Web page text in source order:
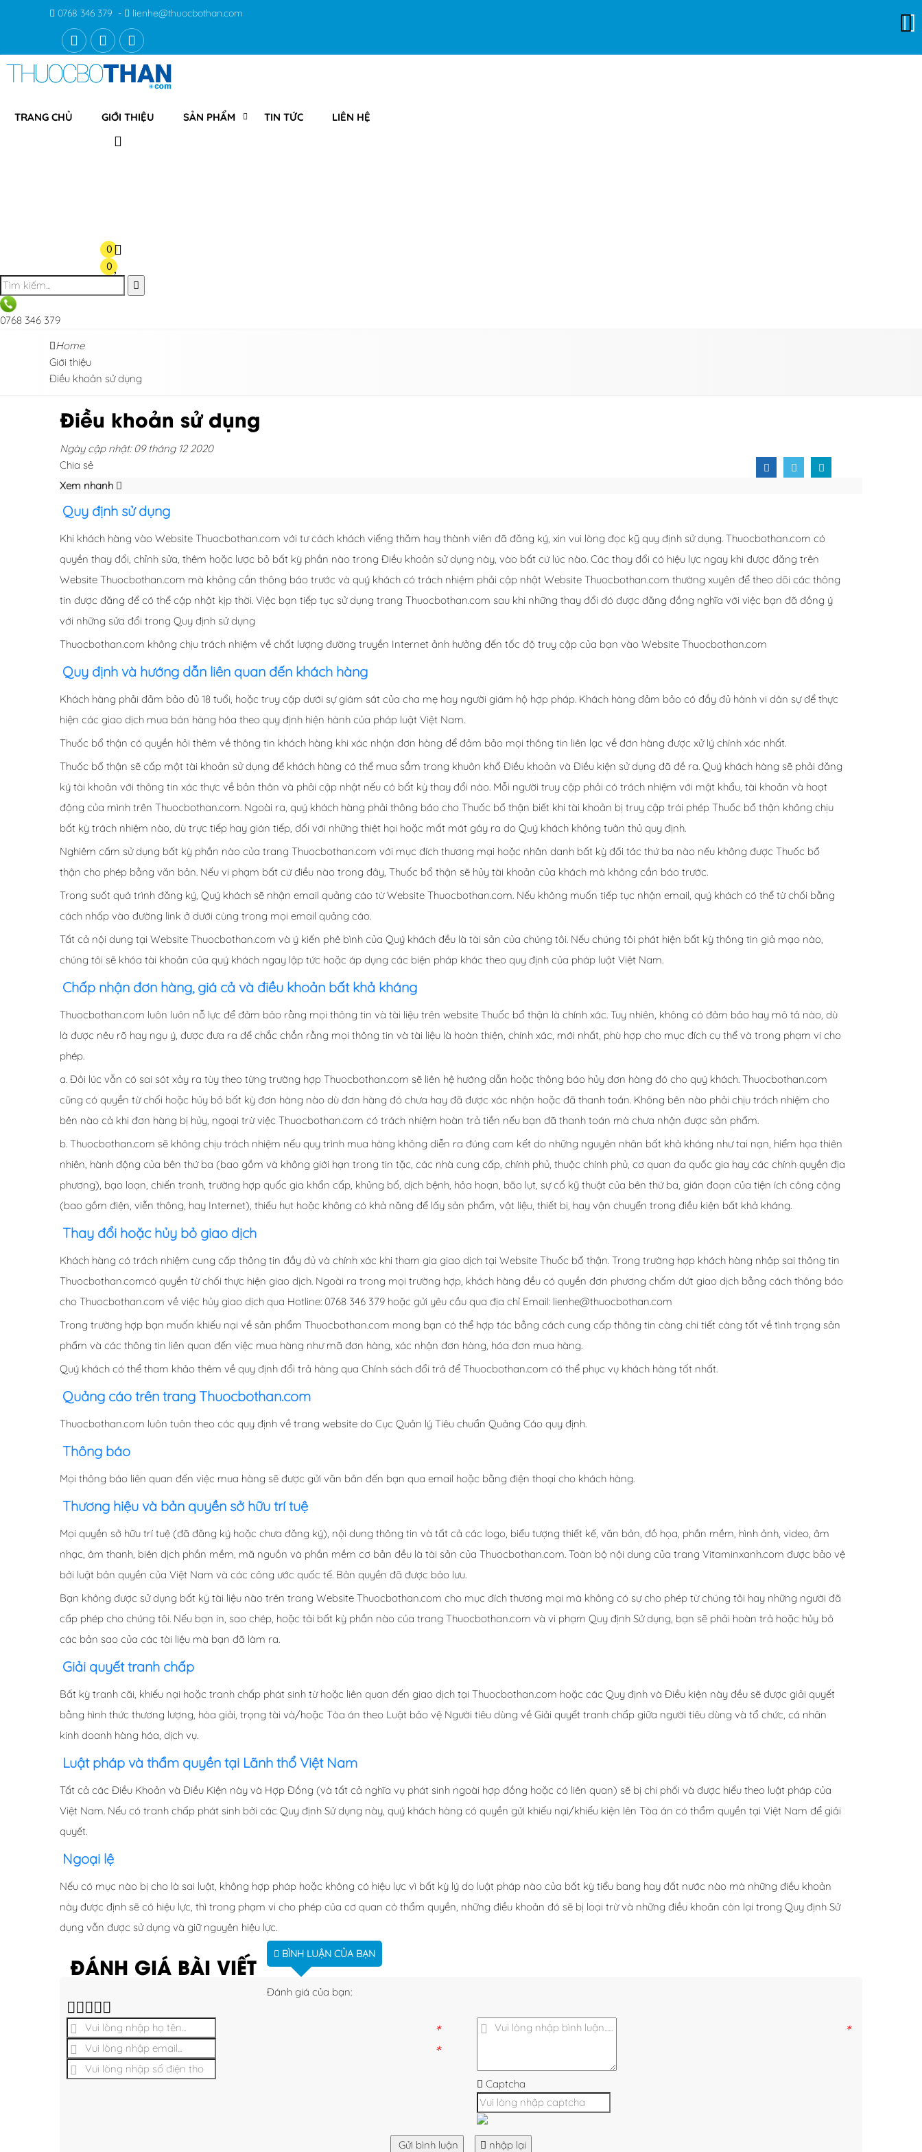
0768 346 379 - lienhe@thuocbothan.com
TRANG CHỦ GIỚI THIỆU SẢN PHẨM TIN TỨC LIÊN HỆ
0
0
0768 346 379
Home
Giới thiệu
Điều khoản sử dụng
Điều khoản sử dụng
Ngày cập nhật: 09 tháng 12 2020
Chia sẻ
Xem nhanh
Quy định sử dụng
Khi khách hàng vào Website Thuocbothan.com với tư cách khách viếng thăm hay thành viên đã đăng ký, xin vui lòng đọc kỹ quy định sử dụng. Thuocbothan.com có
quyền thay đổi, chỉnh sửa, thêm hoặc lược bỏ bất kỳ phần nào trong Điều khoản sử dụng này, vào bất cứ lúc nào. Các thay đổi có hiệu lực ngay khi được đăng trên
Website Thuocbothan.com mà không cần thông báo trước và quý khách có trách nhiệm phải cập nhật Website Thuocbothan.com thường xuyên để theo dõi các thông
tin được đăng để có thể cập nhật kịp thời. Việc bạn tiếp tục sử dụng trang Thuocbothan.com sau khi những thay đổi đó được đăng đồng nghĩa với việc bạn đã đồng ý
với những sửa đổi trong Quy định sử dụng
Thuocbothan.com không chịu trách nhiệm về chất lượng đường truyền Internet ảnh hưởng đến tốc độ truy cập của bạn vào Website Thuocbothan.com
Quy định và hướng dẫn liên quan đến khách hàng
Khách hàng phải đảm bảo đủ 18 tuổi, hoặc truy cập dưới sự giám sát của cha mẹ hay người giám hộ hợp pháp. Khách hàng đảm bảo có đầy đủ hành vi dân sự để thực
hiện các giao dịch mua bán hàng hóa theo quy định hiện hành của pháp luật Việt Nam.
Thuốc bổ thận có quyền hỏi thêm về thông tin khách hàng khi xác nhận đơn hàng để đảm bảo mọi thông tin liên lạc về đơn hàng được xử lý chính xác nhất.
Thuốc bổ thận sẽ cấp một tài khoản sử dụng để khách hàng có thể mua sắm trong khuôn khổ Điều khoản và Điều kiện sử dụng đã đề ra. Quý khách hàng sẽ phải đăng
ký tài khoản với thông tin xác thực về bản thân và phải cập nhật nếu có bất kỳ thay đổi nào. Mỗi người truy cập phải có trách nhiệm với mật khẩu, tài khoản và hoạt
động của mình trên Thuocbothan.com. Ngoài ra, quý khách hàng phải thông báo cho Thuốc bổ thận biết khi tài khoản bị truy cập trái phép Thuốc bổ thận không chịu
bất kỳ trách nhiệm nào, dù trực tiếp hay gián tiếp, đối với những thiệt hại hoặc mất mát gây ra do Quý khách không tuân thủ quy định.
Nghiêm cấm sử dụng bất kỳ phần nào của trang Thuocbothan.com với mục đích thương mại hoặc nhân danh bất kỳ đối tác thứ ba nào nếu không được Thuốc bổ
thận cho phép bằng văn bản. Nếu vi phạm bất cứ điều nào trong đây, Thuốc bổ thận sẽ hủy tài khoản của khách mà không cần báo trước.
Trong suốt quá trình đăng ký, Quý khách sẽ nhận email quảng cáo từ Website Thuocbothan.com. Nếu không muốn tiếp tục nhận email, quý khách có thể từ chối bằng
cách nhấp vào đường link ở dưới cùng trong mọi email quảng cáo.
Tất cả nội dung tại Website Thuocbothan.com và ý kiến phê bình của Quý khách đều là tài sản của chúng tôi. Nếu chúng tôi phát hiện bất kỳ thông tin giả mạo nào,
chúng tôi sẽ khóa tài khoản của quý khách ngay lập tức hoặc áp dụng các biện pháp khác theo quy định của pháp luật Việt Nam.
Chấp nhận đơn hàng, giá cả và điều khoản bất khả kháng
Thuocbothan.com luôn luôn nỗ lực để đảm bảo rằng mọi thông tin và tài liệu trên website Thuốc bổ thận là chính xác. Tuy nhiên, không có đảm bảo hay mô tả nào, dù
là được nêu rõ hay ngụ ý, được đưa ra để chắc chắn rằng mọi thông tin và tài liệu là hoàn thiện, chính xác, mới nhất, phù hợp cho mục đích cụ thể và trong phạm vi cho
phép.
a. Đôi lúc vẫn có sai sót xảy ra tùy theo từng trường hợp Thuocbothan.com sẽ liên hệ hướng dẫn hoặc thông báo hủy đơn hàng đó cho quý khách. Thuocbothan.com
cũng có quyền từ chối hoặc hủy bỏ bất kỳ đơn hàng nào dù đơn hàng đó chưa hay đã được xác nhận hoặc đã thanh toán. Không bên nào phải chịu trách nhiệm cho
bên nào cả khi đơn hàng bị hủy, ngoại trừ việc Thuocbothan.com có trách nhiệm hoàn trả tiền nếu bạn đã thanh toán mà chưa nhận được sản phẩm.
b. Thuocbothan.com sẽ không chịu trách nhiệm nếu quy trình mua hàng không diễn ra đúng cam kết do những nguyên nhân bất khả kháng như tai nạn, hiểm họa thiên
nhiên, hành động của bên thứ ba (bao gồm và không giới hạn trong tin tặc, các nhà cung cấp, chính phủ, thuộc chính phủ, cơ quan đa quốc gia hay các chính quyền địa
phương), bạo loạn, chiến tranh, trường hợp quốc gia khẩn cấp, khủng bố, dịch bệnh, hỏa hoạn, bão lụt, sự cố kỹ thuật của bên thứ ba, gián đoạn của tiện ích công cộng
(bao gồm điện, viễn thông, hay Internet), thiếu hụt hoặc không có khả năng để lấy sản phẩm, vật liệu, thiết bị, hay vận chuyển trong điều kiện bất khả kháng.
Thay đổi hoặc hủy bỏ giao dịch
Khách hàng có trách nhiệm cung cấp thông tin đầy đủ và chính xác khi tham gia giao dịch tại Website Thuốc bổ thận. Trong trường hợp khách hàng nhập sai thông tin
Thuocbothan.comcó quyền từ chối thực hiện giao dịch. Ngoài ra trong mọi trường hợp, khách hàng đều có quyền đơn phương chấm dứt giao dịch bằng cách thông báo
cho Thuocbothan.com về việc hủy giao dịch qua Hotline: 0768 346 379 hoặc gửi yêu cầu qua địa chỉ Email: lienhe@thuocbothan.com
Trong trường hợp bạn muốn khiếu nại về sản phẩm Thuocbothan.com mong bạn có thể hợp tác bằng cách cung cấp thông tin càng chi tiết càng tốt về tình trạng sản
phẩm và các thông tin liên quan đến việc mua hàng như mã đơn hàng, xác nhận đơn hàng, hóa đơn mua hàng.
Quý khách có thể tham khảo thêm về quy định đổi trả hàng qua Chính sách đổi trả để Thuocbothan.com có thể phục vụ khách hàng tốt nhất.
Quảng cáo trên trang Thuocbothan.com
Thuocbothan.com luôn tuân theo các quy định về trang website do Cục Quản lý Tiêu chuẩn Quảng Cáo quy định.
Thông báo
Mọi thông báo liên quan đến việc mua hàng sẽ được gửi văn bản đến bạn qua email hoặc bằng điện thoại cho khách hàng.
Thương hiệu và bản quyền sở hữu trí tuệ
Mọi quyền sở hữu trí tuệ (đã đăng ký hoặc chưa đăng ký), nội dung thông tin và tất cả các logo, biểu tượng thiết kế, văn bản, đồ họa, phần mềm, hình ảnh, video, âm
nhạc, âm thanh, biên dịch phần mềm, mã nguồn và phần mềm cơ bản đều là tài sản của Thuocbothan.com. Toàn bộ nội dung của trang Vitaminxanh.com được bảo vệ
bởi luật bản quyền của Việt Nam và các công ước quốc tế. Bản quyền đã được bảo lưu.
Bạn không được sử dụng bất kỳ tài liệu nào trên trang Website Thuocbothan.com cho mục đích thương mại mà không có sự cho phép từ chúng tôi hay những người đã
cấp phép cho chúng tôi. Nếu bạn in, sao chép, hoặc tải bất kỳ phần nào của trang Thuocbothan.com và vi phạm Quy định Sử dụng, bạn sẽ phải hoàn trả hoặc hủy bỏ
các bản sao của các tài liệu mà bạn đã làm ra.
Giải quyết tranh chấp
Bất kỳ tranh cãi, khiếu nại hoặc tranh chấp phát sinh từ hoặc liên quan đến giao dịch tại Thuocbothan.com hoặc các Quy định và Điều kiện này đều sẽ được giải quyết
bằng hình thức thương lượng, hòa giải, trọng tài và/hoặc Tòa án theo Luật bảo vệ Người tiêu dùng về Giải quyết tranh chấp giữa người tiêu dùng và tổ chức, cá nhân
kinh doanh hàng hóa, dịch vụ.
Luật pháp và thẩm quyền tại Lãnh thổ Việt Nam
Tất cả các Điều Khoản và Điều Kiện này và Hợp Đồng (và tất cả nghĩa vụ phát sinh ngoài hợp đồng hoặc có liên quan) sẽ bị chi phối và được hiểu theo luật pháp của
Việt Nam. Nếu có tranh chấp phát sinh bởi các Quy định Sử dụng này, quý khách hàng có quyền gửi khiếu nại/khiếu kiện lên Tòa án có thẩm quyền tại Việt Nam để giải
quyết.
Ngoại lệ
Nếu có mục nào bị cho là sai luật, không hợp pháp hoặc không có hiệu lực vì bất kỳ lý do luật pháp nào của bất kỳ tiểu bang hay đất nước nào mà những điều khoản
này được định sẽ có hiệu lực, thì trong phạm vi cho phép của cơ quan có thẩm quyền, những điều khoản đó sẽ bị loại trừ và những điều khoản còn lại trong Quy định Sử
dụng vẫn được sử dụng và giữ nguyên hiệu lực.
ĐÁNH GIÁ BÀI VIẾT BÌNH LUẬN CỦA BẠN
Đánh giá của bạn:
*
*
*
Captcha
Gửi bình luận nhập lại